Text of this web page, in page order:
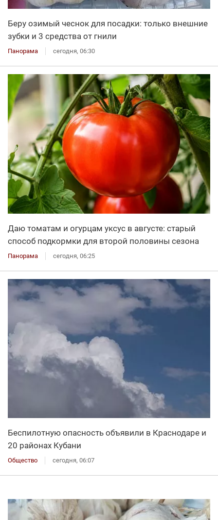
Беру озимый чеснок для посадки: только внешние
зубки и 3 средства от гнили
Панорама сегодня, 06:30
Даю томатам и огурцам уксус в августе: старый
способ подкормки для второй половины сезона
Панорама сегодня, 06:25
Беспилотную опасность объявили в Краснодаре и
20 районах Кубани
Общество сегодня, 06:07